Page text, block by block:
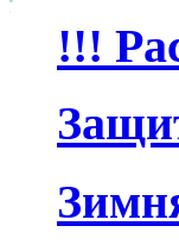
!!!